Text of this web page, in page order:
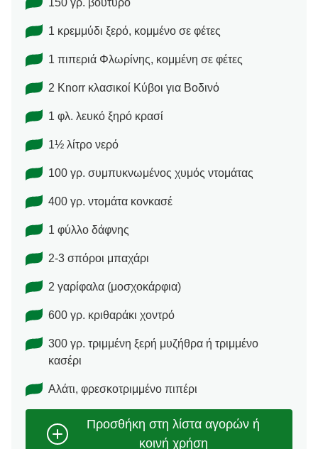
150 γρ. βούτυρο
1 κρεμμύδι ξερό, κομμένο σε φέτες
1 πιπεριά Φλωρίνης, κομμένη σε φέτες
2 Knorr κλασικοί Κύβοι για Βοδινό
1 φλ. λευκό ξηρό κρασί
1½ λίτρο νερό
100 γρ. συμπυκνωμένος χυμός ντομάτας
400 γρ. ντομάτα κονκασέ
1 φύλλο δάφνης
2-3 σπόροι μπαχάρι
2 γαρίφαλα (μοσχοκάρφια)
600 γρ. κριθαράκι χοντρό
300 γρ. τριμμένη ξερή μυζήθρα ή τριμμένο
κασέρι
Αλάτι, φρεσκοτριμμένο πιπέρι